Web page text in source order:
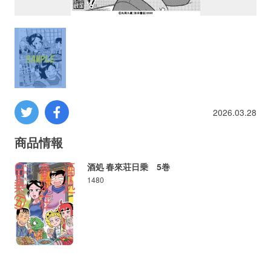
2026.03.28
商品情報
酒処 春來荘日乗 5巻
1480
数学
コンピューター
ミリタリー
その他
イベント
フェア
会社概要